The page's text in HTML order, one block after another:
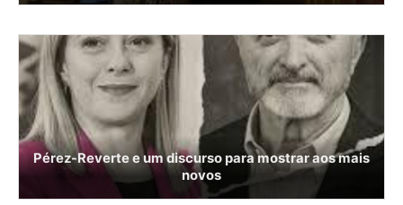
Pérez-Reverte e um discurso para mostrar aos mais
novos